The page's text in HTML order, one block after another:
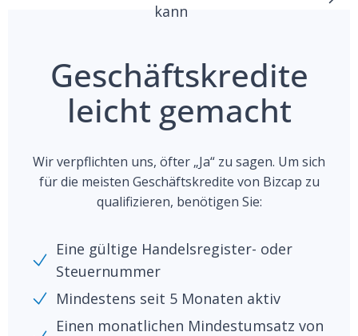
kann
Geschäftskredite
leicht gemacht
Wir verpflichten uns, öfter „Ja“ zu sagen. Um sich
für die meisten Geschäftskredite von Bizcap zu
qualifizieren, benötigen Sie:
Eine gültige Handelsregister- oder
Steuernummer
Mindestens seit 5 Monaten aktiv
Einen monatlichen Mindestumsatz von